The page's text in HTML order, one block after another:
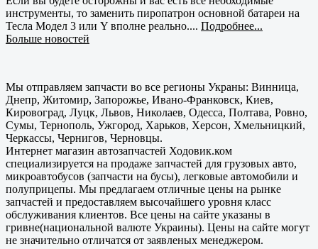
инструменты, то заменить пиропатрон основной батареи на
Тесла Модел 3 или Y вполне реально.... Подробнее...
Больше новостей
Мы отправляем запчасти во все регионы Украны: Винница,
Днепр, Житомир, Запорожье, Ивано-Франковск, Киев,
Кировоград, Луцк, Львов, Николаев, Одесса, Полтава, Ровно,
Сумы, Тернополь, Ужгород, Харьков, Херсон, Хмельницкий,
Черкассы, Чернигов, Черновцы.
Интернет магазин автозапчастей Ходовик.ком
специализируется на продаже запчастей для грузовых авто,
микроавтобусов (запчасти на бусы), легковые автомобили и
полуприцепы. Мы предлагаем отличные цены на рынке
запчастей и предоставляем высочайшего уровня класс
обслуживания клиентов. Все цены на сайте указаны в
гривне(национальной валюте Украины). Цены на сайте могут
не значительно отличатся от заявленых менеджером.